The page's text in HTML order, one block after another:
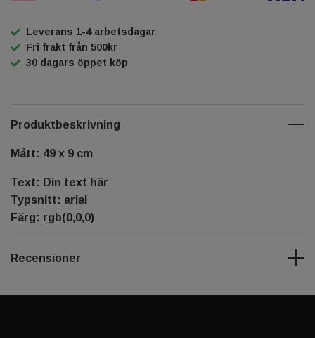
Leverans 1-4 arbetsdagar
Fri frakt från 500kr
30 dagars öppet köp
Produktbeskrivning
Mått: 49 x 9 cm
Text: Din text här
Typsnitt: arial
Färg: rgb(0,0,0)
Recensioner